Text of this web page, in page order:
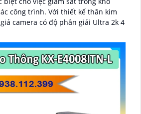
Với thiết kế thân kim
camera có độ phân giải Ultra 2k 4